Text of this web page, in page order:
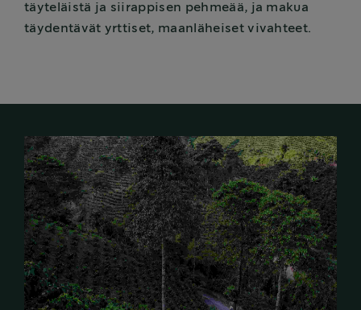
täyteläistä ja siirappisen pehmeää, ja makua
täydentävät yrttiset, maanläheiset vivahteet.